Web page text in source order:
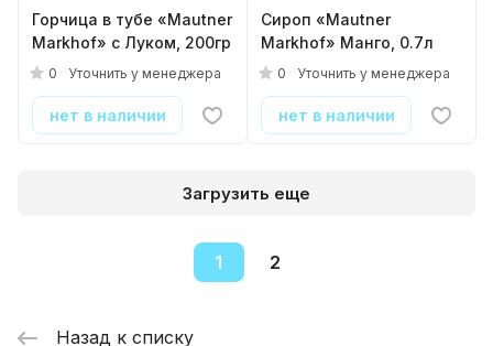
Горчица в тубе «Mautner
Markhof» с Луком, 200гр
0 Уточнить у менеджера
нет в наличии
Сироп «Mautner
Markhof» Манго, 0.7л
0 Уточнить у менеджера
нет в наличии
Загрузить еще
1 2
Назад к списку